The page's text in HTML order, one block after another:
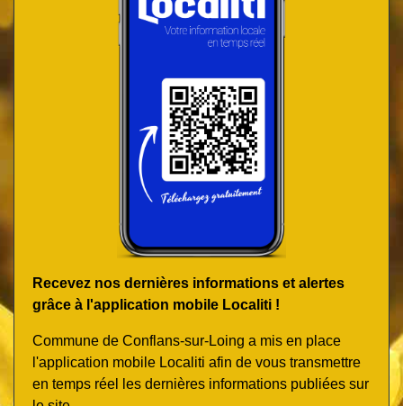
Recevez nos dernières informations et alertes
grâce à l'application mobile Localiti !
Commune de Conflans-sur-Loing a mis en place
l'application mobile Localiti afin de vous transmettre
en temps réel les dernières informations publiées sur